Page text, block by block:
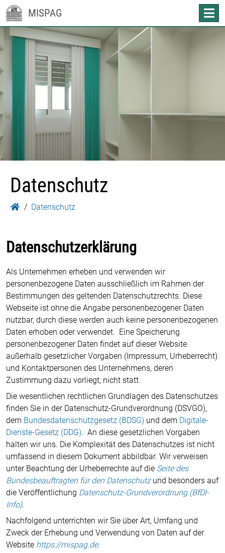
MISPAG
Datenschutz
Datenschutz
Datenschutzerklärung
Als Unternehmen erheben und verwenden wir
personenbezogene Daten ausschließlich im Rahmen der
Bestimmungen des geltenden Datenschutzrechts. Diese
Webseite ist ohne die Angabe personenbezogener Daten
nutzbar, durch diese werden auch keine personenbezogenen
Daten erhoben oder verwendet. Eine Speicherung
personenbezogener Daten findet auf dieser Website
außerhalb gesetzlicher Vorgaben (Impressum, Urheberrecht)
und Kontaktpersonen des Unternehmens, deren
Zustimmung dazu vorliegt, nicht statt.
Die wesentlichen rechtlichen Grundlagen des Datenschutzes
finden Sie in der Datenschutz-Grundverordnung (DSVGO),
dem Bundesdatenschutzgesetz (BDSG) und dem Digitale-
Dienste-Gesetz (DDG). An diese gesetzlichen Vorgaben
halten wir uns. Die Komplexität des Datenschutzes ist nicht
umfassend in diesem Dokument abbildbar. Wir verweisen
unter Beachtung der Urheberrechte auf die Seite des
Bundesbeauftragten für den Datenschutzund besonders auf
die Veröffentlichung Datenschutz-Grundverordnung (BfDI-
Info).
Nachfolgend unterrichten wir Sie über Art, Umfang und
Zweck der Erhebung und Verwendung von Daten auf der
Website https://mispag.de.